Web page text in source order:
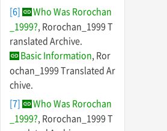
[6]
Who Was Rorochan
_1999?, Rorochan_1999 T
ranslated Archive.
Basic Information, Ror
ochan_1999 Translated Ar
chive.
[7]
Who Was Rorochan
_1999?, Rorochan_1999 T